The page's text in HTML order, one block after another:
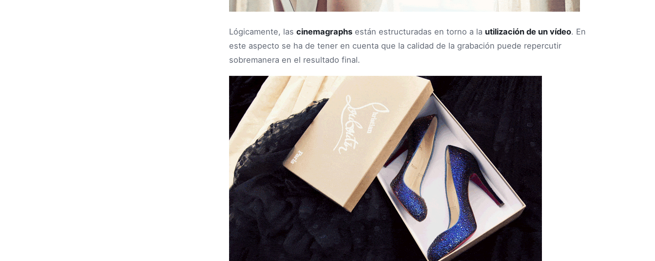
Lógicamente, las cinemagraphs están estructuradas en torno a la utilización de un vídeo. En
este aspecto se ha de tener en cuenta que la calidad de la grabación puede repercutir
sobremanera en el resultado final.